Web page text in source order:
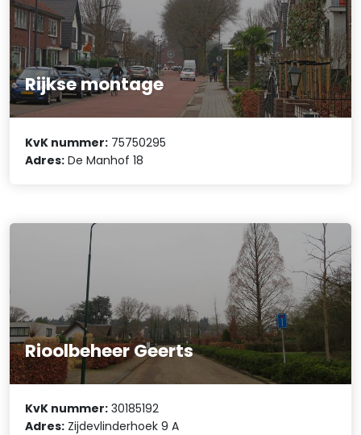
Rijkse montage
KvK nummer: 75750295
Adres: De Manhof 18
Rioolbeheer Geerts
KvK nummer: 30185192
Adres: Zijdevlinderhoek 9 A